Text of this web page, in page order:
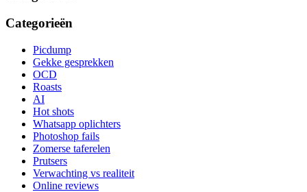
Categorieën
Picdump
Gekke gesprekken
OCD
Roasts
AI
Hot shots
Whatsapp oplichters
Photoshop fails
Zomerse taferelen
Prutsers
Verwachting vs realiteit
Online reviews